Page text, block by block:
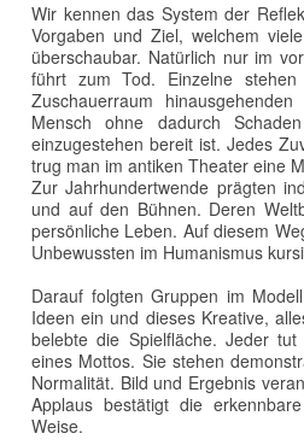
Wir kennen das System der
Vorgaben und Ziel, welchem
überschaubar. Natürlich nur im
führt zum Tod. Einzelne
Zuschauerraum
Mensch ohne dadurch
einzugestehen bereit ist. Jedes
trug man im antiken Theater eine
Zur Jahrhundertwende prägten
und auf den Bühnen. Deren
persönliche Leben. Auf diesem
Unbewussten im Humanismus
Darauf folgten Gruppen im
Ideen ein und dieses Kreative,
belebte die Spielfläche. Jeder
eines Mottos. Sie stehen
Normalität. Bild und Ergebnis
Applaus bestätigt die
Weise.